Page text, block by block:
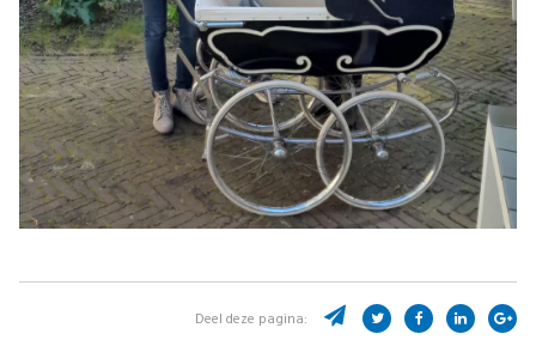
Deel deze pagina: